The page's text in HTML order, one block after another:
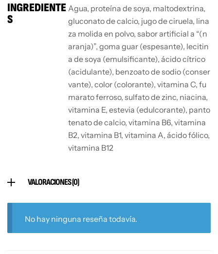
INGREDIENTE
S
Agua, proteína de soya, maltodextrina,
gluconato de calcio, jugo de ciruela, lina
za molida en polvo, sabor artificial a “(n
aranja)”, goma guar (espesante), lecitin
a de soya (emulsificante), ácido cítrico
(acidulante), benzoato de sodio (conser
vante), color (colorante), vitamina C, fu
marato ferroso, sulfato de zinc, niacina,
vitamina E, estevia (edulcorante), panto
tenato de calcio, vitamina B6, vitamina
B2, vitamina B1, vitamina A, ácido fólico,
vitamina B12
VALORACIONES (0)
No hay ninguna reseña todavía.